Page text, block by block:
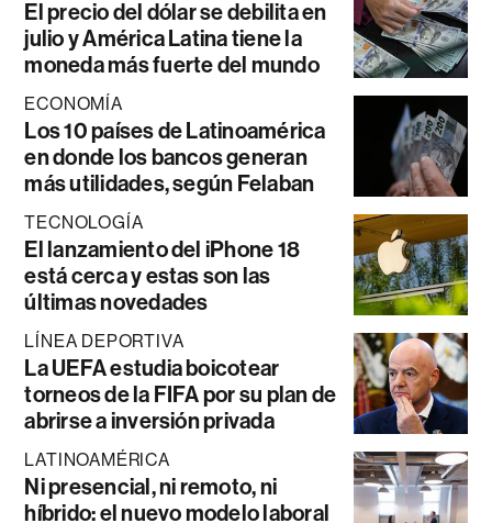
El precio del dólar se debilita en
julio y América Latina tiene la
moneda más fuerte del mundo
ECONOMÍA
Los 10 países de Latinoamérica
en donde los bancos generan
más utilidades, según Felaban
TECNOLOGÍA
El lanzamiento del iPhone 18
está cerca y estas son las
últimas novedades
LÍNEA DEPORTIVA
La UEFA estudia boicotear
torneos de la FIFA por su plan de
abrirse a inversión privada
LATINOAMÉRICA
Ni presencial, ni remoto, ni
híbrido: el nuevo modelo laboral